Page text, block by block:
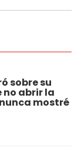
sobre su
no abrir la
mostré